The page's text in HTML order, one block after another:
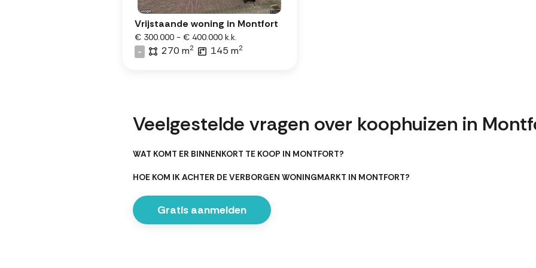
Vrijstaande woning in Montfort
€ 300.000 - € 400.000 k.k.
-
270 m2 145 m2
Veelgestelde vragen over koophuizen in
WAT KOMT ER BINNENKORT TE KOOP IN MONTFORT?
HOE KOM IK ACHTER DE VERBORGEN WONINGMARKT IN MONTFORT?
Gratis aanmelden